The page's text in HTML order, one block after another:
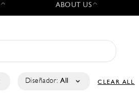
ABOUT US
Diseñador: All CLEAR ALL